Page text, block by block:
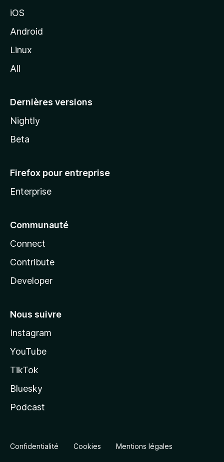
o
z
l
iOS
Android
Linux
All
Dernières versions
Nightly
Beta
Firefox pour entreprise
Enterprise
Communauté
Connect
Contribute
Developer
Nous suivre
Instagram
YouTube
TikTok
Bluesky
Podcast
Confidentialité Cookies Mentions légales